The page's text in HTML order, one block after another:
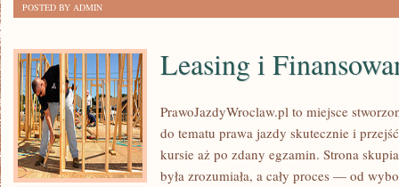
POSTED BY ADMIN
Leasing i
PrawoJazdyWroclaw.pl to miejsce
do tematu prawa jazdy skutecznie i
kursie aż po zdany egzamin. Strona
była zrozumiała, a cały proces — od